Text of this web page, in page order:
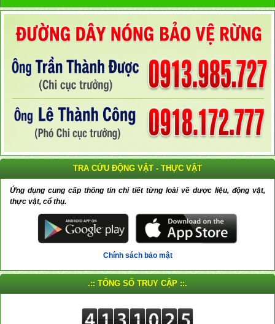
TRA CỨU ĐỘNG VẬT - THỰC VẬT
Ứng dụng cung cấp thông tin chi tiết từng loài về dược liệu, động vật,
thực vật, cổ thụ.
Chính sách bảo mật
.:: TỔNG SỐ TRUY CẬP ::.